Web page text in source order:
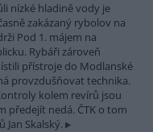
nízké hladině vody je
zakázaný rybolov na
Pod 1. májem na
Rybáři zároveň
přístroje do Modlanské
provzdušňovat technika.
kolem revírů jsou
předejít nedá. ČTK o tom
Skalský.